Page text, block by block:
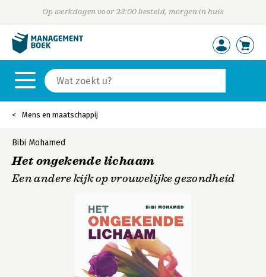
Op werkdagen voor 23:00 besteld, morgen in huis
Mens en maatschappij
Bibi Mohamed
Het ongekende lichaam
Een andere kijk op vrouwelijke gezondheid